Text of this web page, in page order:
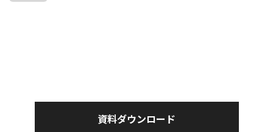
資料ダウンロード